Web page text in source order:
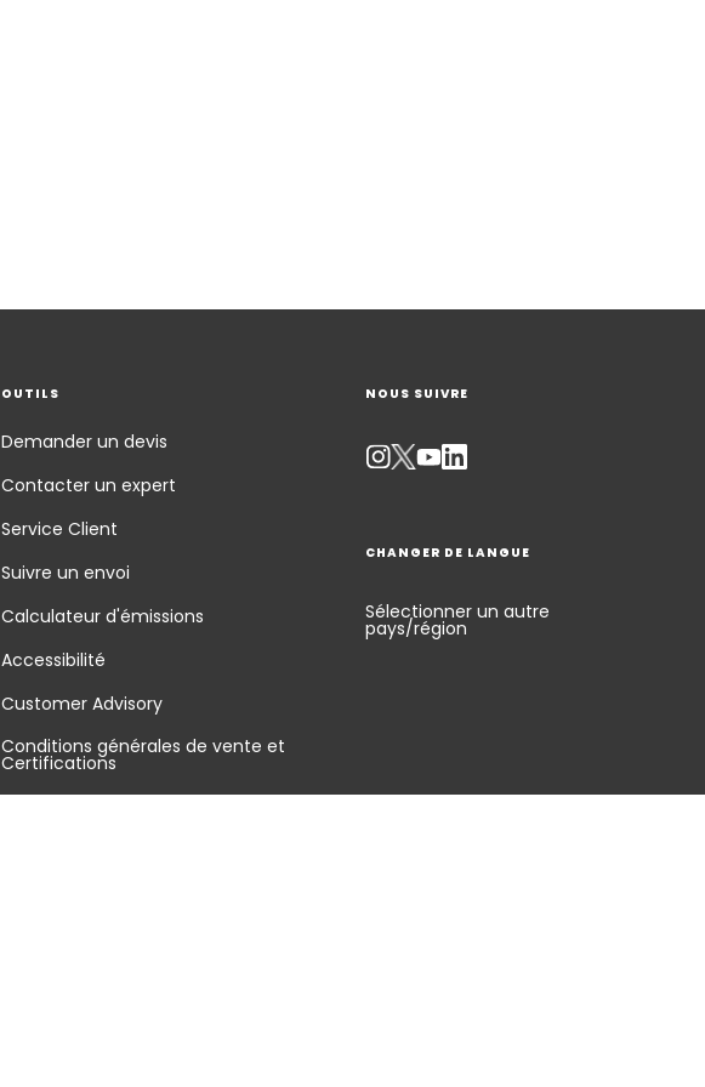
OUTILS
Demander un devis
Contacter un expert
Service Client
Suivre un envoi
Calculateur d'émissions
Accessibilité
Customer Advisory
Conditions générales de vente et
Certifications
NOUS SUIVRE
CHANGER DE LANGUE
Sélectionner un autre
pays/région